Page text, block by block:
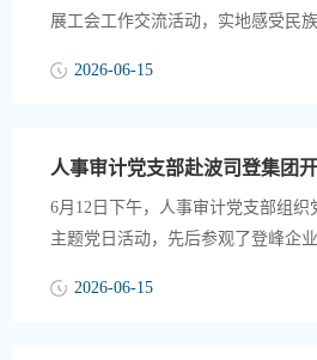
展工会工作交流活动，实地感受民
量发展路径。 在波司登集团工会的
以"温暖每一位波司登人"为理念，构
提升、文体活动、民主管理的多维
2026-06-15
人事审计党支部赴波司登集团
6月12日下午，人事审计党支部组
主题党日活动，先后参观了登峰企
文化建设成果以及现代化生产管理
2026-06-15